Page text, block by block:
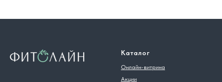
Каталог
Онлайн-витрина
Акции